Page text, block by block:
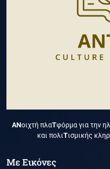
ΑΝοιχτή πλαΤφόρμα για την
και πολιΤισμικής
Με Εικόνες